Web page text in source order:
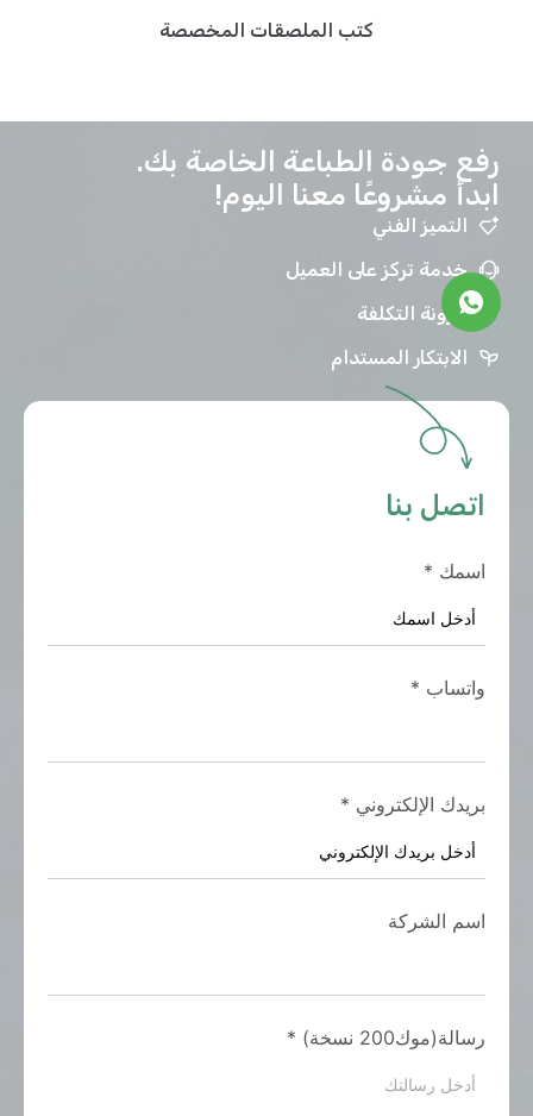
كتب الملصقات المخصصة
رفع جودة الطباعة الخاصة بك.
ابدأ مشروعًا معنا اليوم!
التميز الفني
خدمة تركز على العميل
مرونة التكلفة
الابتكار المستدام
اتصل بنا
اسمك *
واتساب *
بريدك الإلكتروني *
اسم الشركة
رسالة(موك200 نسخة) *